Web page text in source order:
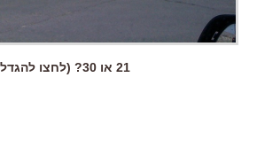
21 או 30? (לחצו להגדלה)